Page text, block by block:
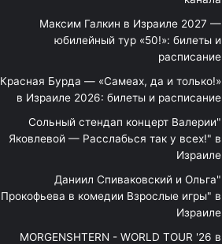
Максим Галкин в Израиле 2027 —
юбилейный тур «50!»: билеты и
расписание
Красная Бурда — «Самеах, да и только!»
в Израиле 2026: билеты и расписание
"Сольный стендап концерт Валерии
Яковлевой — Расслабься так у всех!" в
Израиле
"Даниил Спиваковский и Ольга
Прокофьева в комедии Взрослые игры" в
Израиле
MORGENSHTERN - WORLD TOUR '26 в